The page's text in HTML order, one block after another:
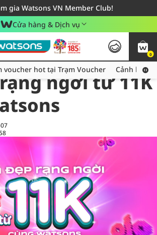
gia Watsons VN Member Club!
giao hàng cho đơn hàng từ 249,000Đ
24h - Áp dụng khu vực TP. Hồ Chí Minh
Cửa hàng & Dịch vụ
0
Thu thập thêm voucher hot tại Trạm Voucher
voucher hot tại Trạm Voucher Cảnh báo
ngời từ 11K